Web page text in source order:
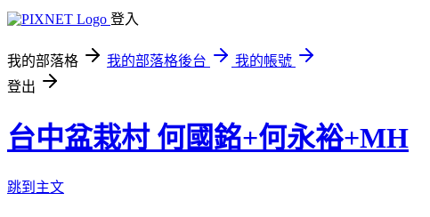
登入
我的部落格 我的部落格後台
我的帳號
登出
台中盆栽村 何國銘+何永裕+MH
跳到主文